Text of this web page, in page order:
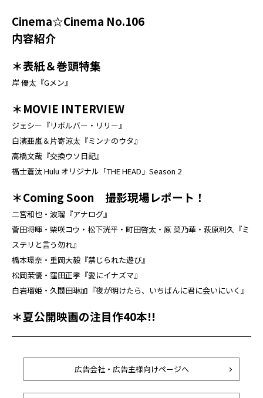
Cinema☆Cinema No.106
内容紹介
＊表紙＆巻頭特集
岸 優太『Gメン』
＊MOVIE INTERVIEW
ジェシー『リボルバー・リリー』
白濱亜嵐＆片寄涼太『ミンナのウタ』
高橋文哉『交換ウソ日記』
福士蒼汰 Hulu オリジナル「THE HEAD」Season 2
＊Coming Soon 撮影現場レポート！
二宮和也・波瑠『アナログ』
菅田将暉・柴咲コウ・松下洸平・町田啓太・原 菜乃華・萩原利久『ミ
ステリと言う勿れ』
橋本環奈・重岡大毅『禁じられた遊び』
松岡茉優・窪田正孝『愛にイナズマ』
白岩瑠姫・久間田琳加『夜が明けたら、いちばんに君に会いにいく』
＊夏公開映画の注目作40本!!
広告会社・広告主様向けページへ